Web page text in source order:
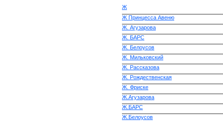
Ж
Ж Принцесса Авеню
Ж. Агузарова
Ж. БАРС
Ж. Белоусов
Ж. Мильковский
Ж. Рассказова
Ж. Рождественская
Ж. Фриске
Ж.Агузарова
Ж.БАРС
Ж.Белоусов